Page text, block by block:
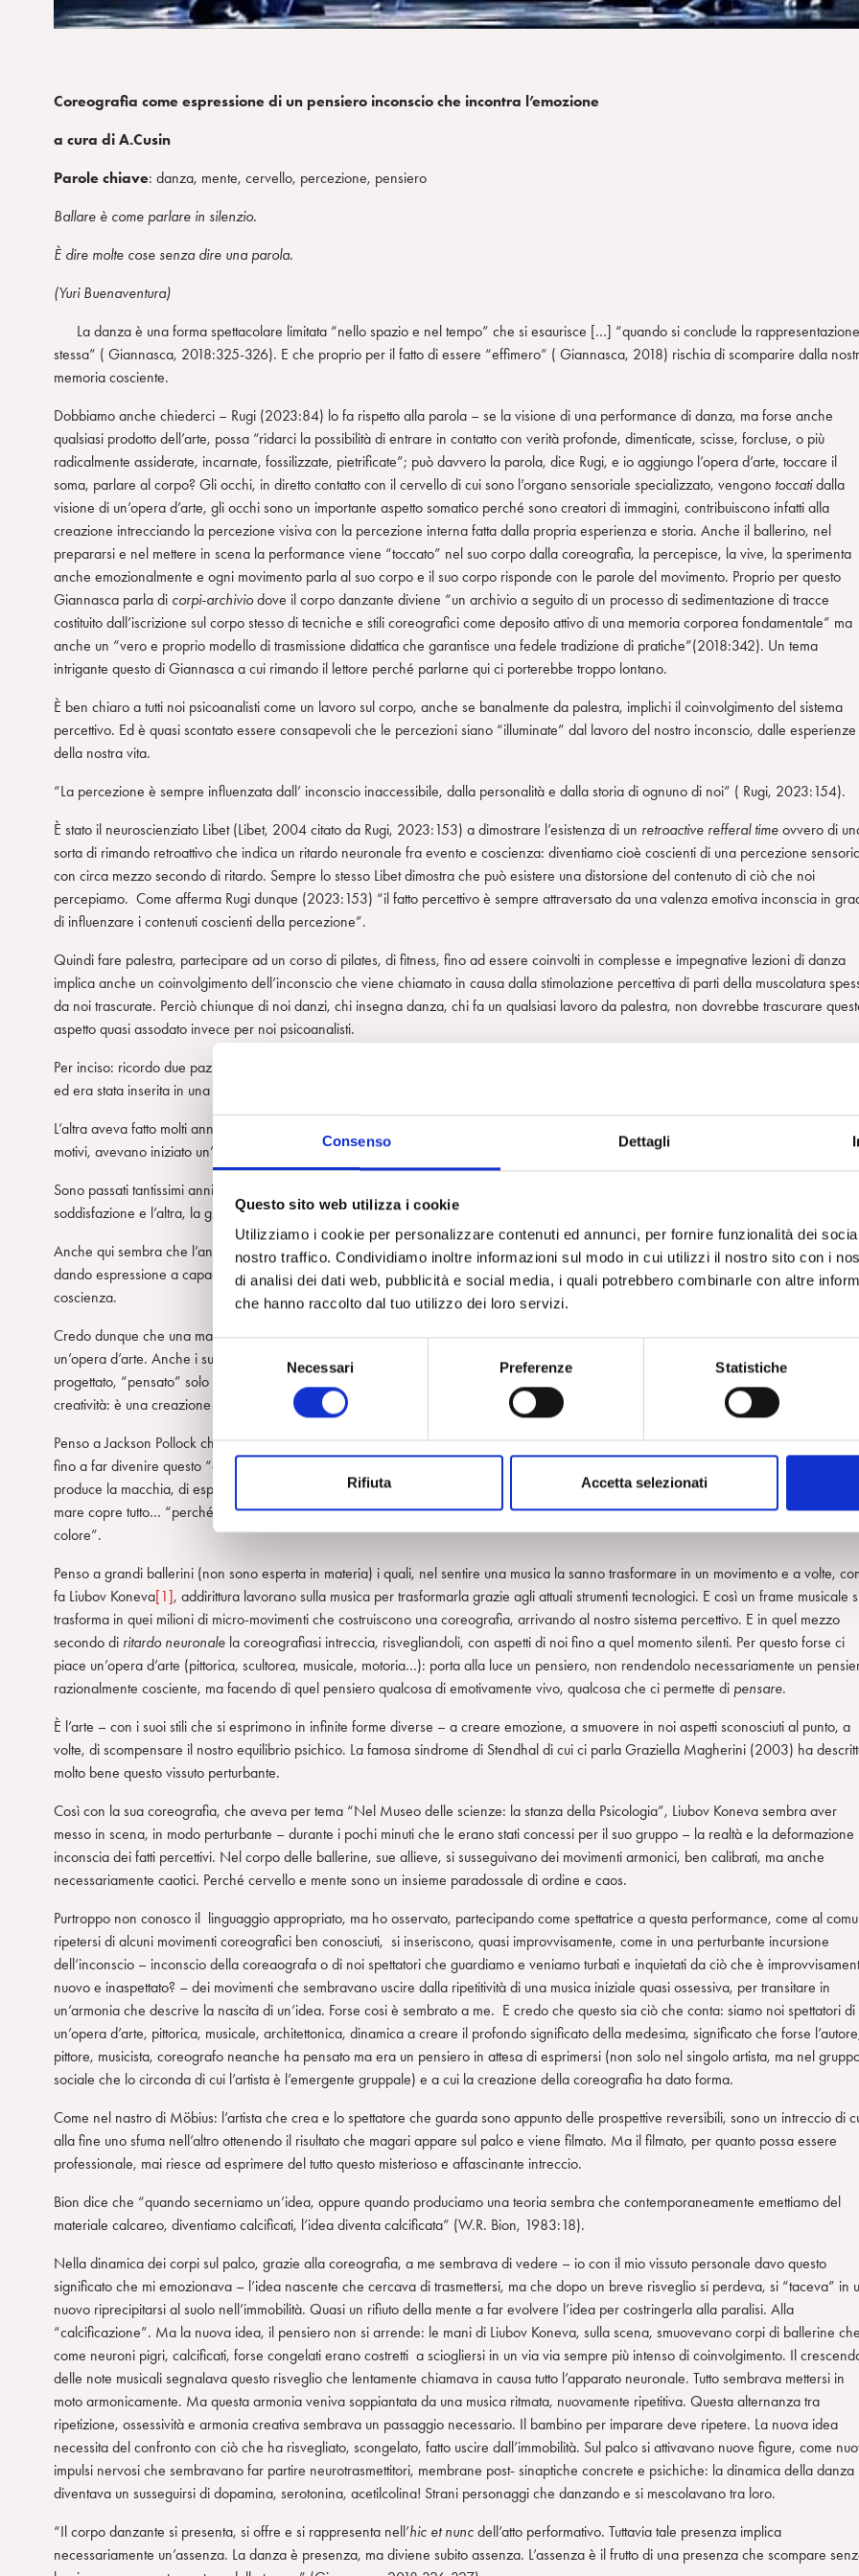
Consenso Dettagli
Questo sito web utilizza i cookie
Utilizziamo i cookie per personalizzare contenuti ed annunci, per fornire funzionalità dei
nostro traffico. Condividiamo inoltre informazioni sul modo in cui utilizzi il nostro sito con i
di analisi dei dati web, pubblicità e social media, i quali potrebbero combinarle con altre
che hanno raccolto dal tuo utilizzo dei loro servizi.
z
i
o
n
e
e
l
c
o
n
s
Necessari Preferenze Statistiche
Rifiuta Accetta selezionati
Coreografia come espressione di un pensiero inconscio che incontra l’emozione
a cura di A.Cusin
Parole chiave: danza, mente, cervello, percezione, pensiero
Ballare è come parlare in silenzio.
È dire molte cose senza dire una parola.
(Yuri Buenaventura)
La danza è una forma spettacolare limitata “nello spazio e nel tempo” che si esaurisce […] “quando si conclude la rappresentazione
stessa” ( Giannasca, 2018:325-326). E che proprio per il fatto di essere “effimero” ( Giannasca, 2018) rischia di scomparire dalla
memoria cosciente.
Dobbiamo anche chiederci – Rugi (2023:84) lo fa rispetto alla parola – se la visione di una performance di danza, ma forse anche
qualsiasi prodotto dell’arte, possa “ridarci la possibilità di entrare in contatto con verità profonde, dimenticate, scisse, forcluse, o più
radicalmente assiderate, incarnate, fossilizzate, pietrificate”; può davvero la parola, dice Rugi, e io aggiungo l’opera d’arte, toccare il
soma, parlare al corpo? Gli occhi, in diretto contatto con il cervello di cui sono l’organo sensoriale specializzato, vengono toccatidalla
visione di un’opera d’arte, gli occhi sono un importante aspetto somatico perché sono creatori di immagini, contribuiscono infatti alla
creazione intrecciando la percezione visiva con la percezione interna fatta dalla propria esperienza e storia. Anche il ballerino, nel
prepararsi e nel mettere in scena la performance viene “toccato” nel suo corpo dalla coreografia, la percepisce, la vive, la sperimenta
anche emozionalmente e ogni movimento parla al suo corpo e il suo corpo risponde con le parole del movimento. Proprio per questo
Giannasca parla di corpi-archiviodove il corpo danzante diviene “un archivio a seguito di un processo di sedimentazione di tracce
costituito dall’iscrizione sul corpo stesso di tecniche e stili coreografici come deposito attivo di una memoria corporea fondamentale” ma
anche un “vero e proprio modello di trasmissione didattica che garantisce una fedele tradizione di pratiche”(2018:342). Un tema
intrigante questo di Giannasca a cui rimando il lettore perché parlarne qui ci porterebbe troppo lontano.
È ben chiaro a tutti noi psicoanalisti come un lavoro sul corpo, anche se banalmente da palestra, implichi il coinvolgimento del sistema
percettivo. Ed è quasi scontato essere consapevoli che le percezioni siano “illuminate” dal lavoro del nostro inconscio, dalle esperienze
della nostra vita.
“La percezione è sempre influenzata dall’ inconscio inaccessibile, dalla personalità e dalla storia di ognuno di noi” ( Rugi, 2023:154).
È stato il neuroscienziato Libet (Libet, 2004 citato da Rugi, 2023:153) a dimostrare l’esistenza di un retroactive refferal time ovvero di
sorta di rimando retroattivo che indica un ritardo neuronale fra evento e coscienza: diventiamo cioè coscienti di una percezione
con circa mezzo secondo di ritardo. Sempre lo stesso Libet dimostra che può esistere una distorsione del contenuto di ciò che noi
percepiamo. Come afferma Rugi dunque (2023:153) “il fatto percettivo è sempre attraversato da una valenza emotiva inconscia in
di influenzare i contenuti coscienti della percezione”.
Quindi fare palestra, partecipare ad un corso di pilates, di fitness, fino ad essere coinvolti in complesse e impegnative lezioni di danza
implica anche un coinvolgimento dell’inconscio che viene chiamato in causa dalla stimolazione percettiva di parti della muscolatura
da noi trascurate. Perciò chiunque di noi danzi, chi insegna danza, chi fa un qualsiasi lavoro da palestra, non dovrebbe trascurare
aspetto quasi assodato invece per noi psicoanalisti.
Per inciso: ricordo due pazienti con due storie di abilità motorie molto caratterizzate: una, da bambina aveva imparato, si era
ed era stata inserita in una squadra di rugby femminile.
L’altra aveva fatto molti anni di ginnastica artistica esibendosi, da ragazzina, anche in piccole e brevi performance. Entrambe, per diversi
motivi, avevano iniziato un’analisi.
Sono passati tantissimi anni e sono venuta a sapere che la giocatrice di rugby partecipa a corsi di danza moderna e si esibisce con
soddisfazione e l’altra, la ginnasta, da un anno se la spassa a fare kickboxing!
Anche qui sembra che l’analisi, come un buon corso di pilates ad esempio, abbia saputo mettere in moto parti corporeo-mentali
dando espressione a capacità e piaceri somatopsichici che “spingevano” per essere accolti, ma che la mente si impediva di portare alla
coscienza.
Credo dunque che una maestra di danza, una coreografa, nel formare degli allievi e nel dare vita ad una coreografia crei di fatto
un’opera d’arte. Anche i suoi allievi possono rappresentare come gruppo, un’opera d’arte. L’artista esprime infatti qualcosa che non è
progettato, “pensato” solo razionalmente, ma è un prodotto dalla sua esperienza, dalle sue capacità tecniche e soprattutto della sua
creatività: è una creazione che gli scappa dalle mani.
Penso a Jackson Pollock che ad un certo punto ha avuto bisogno di far colare del colore su una tela facendolo “sgocciolare” (dripping)
fino a far divenire questo “gesto” le basi del movimento dell’
produce la macchia, di esprimere, di far “parlare” movimenti ed energie. Mi ricorda il mio nipotino di quattro anni che quando disegna il
mare copre tutto… “perché il mare con le onde travolge ogni cosa!” Il suo … disegnareè unessereil mare. Forse anche Pollock “era il
colore”.
Penso a grandi ballerini (non sono esperta in materia) i quali, nel sentire una musica la sanno trasformare in un movimento e a volte,
fa Liubov Koneva[1], addirittura lavorano sulla musica per trasformarla grazie agli attuali strumenti tecnologici. E così un frame musicale
trasforma in quei milioni di micro-movimenti che costruiscono una coreografia, arrivando al nostro sistema percettivo. E in quel mezzo
secondo di ritardo neuronale la coreografiasi intreccia, risvegliandoli, con aspetti di noi fino a quel momento silenti. Per questo forse ci
piace un’opera d’arte (pittorica, scultorea, musicale, motoria…): porta alla luce un pensiero, non rendendolo necessariamente un
razionalmente cosciente, ma facendo di quel pensiero qualcosa di emotivamente vivo, qualcosa che ci permette di pensare.
È l’arte – con i suoi stili che si esprimono in infinite forme diverse – a creare emozione, a smuovere in noi aspetti sconosciuti al punto, a
volte, di scompensare il nostro equilibrio psichico. La famosa sindrome di Stendhal di cui ci parla Graziella Magherini (2003) ha
molto bene questo vissuto perturbante.
Così con la sua coreografia, che aveva per tema “Nel Museo delle scienze: la stanza della Psicologia”, Liubov Koneva sembra aver
messo in scena, in modo perturbante – durante i pochi minuti che le erano stati concessi per il suo gruppo – la realtà e la deformazione
inconscia dei fatti percettivi. Nel corpo delle ballerine, sue allieve, si susseguivano dei movimenti armonici, ben calibrati, ma anche
necessariamente caotici. Perché cervello e mente sono un insieme paradossale di ordine e caos.
Purtroppo non conosco il linguaggio appropriato, ma ho osservato, partecipando come spettatrice a questa performance, come al
ripetersi di alcuni movimenti coreografici ben conosciuti, si inseriscono, quasi improvvisamente, come in una perturbante incursione
dell’inconscio – inconscio della coreaografa o di noi spettatori che guardiamo e veniamo turbati e inquietati da ciò che è
nuovo e inaspettato? – dei movimenti che sembravano uscire dalla ripetitività di una musica iniziale quasi ossessiva, per transitare in
un’armonia che descrive la nascita di un’idea. Forse cosi è sembrato a me. E credo che questo sia ciò che conta: siamo noi spettatori di
un’opera d’arte, pittorica, musicale, architettonica, dinamica a creare il profondo significato della medesima, significato che forse
pittore, musicista, coreografo neanche ha pensato ma era un pensiero in attesa di esprimersi (non solo nel singolo artista, ma nel
sociale che lo circonda di cui l’artista è l’emergente gruppale) e a cui la creazione della coreografia ha dato forma.
Come nel nastro di Möbius: l’artista che crea e lo spettatore che guarda sono appunto delle prospettive reversibili, sono un intreccio di
alla fine uno sfuma nell’altro ottenendo il risultato che magari appare sul palco e viene filmato. Ma il filmato, per quanto possa essere
professionale, mai riesce ad esprimere del tutto questo misterioso e affascinante intreccio.
Bion dice che “quando secerniamo un’idea, oppure quando produciamo una teoria sembra che contemporaneamente emettiamo del
materiale calcareo, diventiamo calcificati, l’idea diventa calcificata” (W.R. Bion, 1983:18).
Nella dinamica dei corpi sul palco, grazie alla coreografia, a me sembrava di vedere – io con il mio vissuto personale davo questo
significato che mi emozionava – l’idea nascente che cercava di trasmettersi, ma che dopo un breve risveglio si perdeva, si “taceva” in
nuovo riprecipitarsi al suolo nell’immobilità. Quasi un rifiuto della mente a far evolvere l’idea per costringerla alla paralisi. Alla
“calcificazione”. Ma la nuova idea, il pensiero non si arrende: le mani di Liubov Koneva, sulla scena, smuovevano corpi di ballerine che
come neuroni pigri, calcificati, forse congelati erano costretti a sciogliersi in un via via sempre più intenso di coinvolgimento. Il
delle note musicali segnalava questo risveglio che lentamente chiamava in causa tutto l’apparato neuronale. Tutto sembrava mettersi in
moto armonicamente. Ma questa armonia veniva soppiantata da una musica ritmata, nuovamente ripetitiva. Questa alternanza tra
ripetizione, ossessività e armonia creativa sembrava un passaggio necessario. Il bambino per imparare deve ripetere. La nuova idea
necessita del confronto con ciò che ha risvegliato, scongelato, fatto uscire dall’immobilità. Sul palco si attivavano nuove figure, come
impulsi nervosi che sembravano far partire neurotrasmettitori, membrane post- sinaptiche concrete e psichiche: la dinamica della danza
diventava un susseguirsi di dopamina, serotonina, acetilcolina! Strani personaggi che danzando e si mescolavano tra loro.
“Il corpo danzante si presenta, si offre e si rappresenta nell’hic et nunc dell’atto performativo. Tuttavia tale presenza implica
necessariamente un’assenza. La danza è presenza, ma diviene subito assenza. L’assenza è il frutto di una presenza che scompare